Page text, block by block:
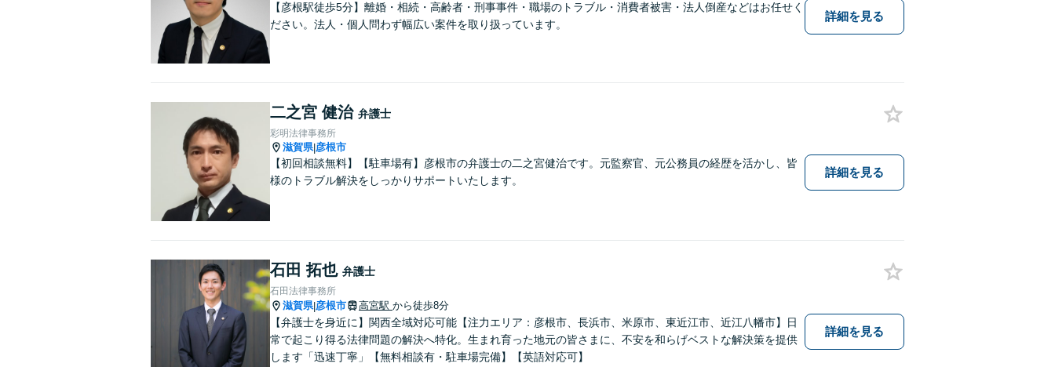
【彦根駅徒歩5分】離婚・相続・高齢者・刑事事件・職場のトラブル・消費者被害・法人倒産などはお任せく
ださい。法人・個人問わず幅広い案件を取り扱っています。
詳細を見る
二之宮 健治 弁護士
彩明法律事務所
滋賀県|彦根市
【初回相談無料】【駐車場有】彦根市の弁護士の二之宮健治です。元監察官、元公務員の経歴を活かし、皆
様のトラブル解決をしっかりサポートいたします。
詳細を見る
石田 拓也 弁護士
石田法律事務所
滋賀県|彦根市 高宮駅 から徒歩8分
【弁護士を身近に】関西全域対応可能【注力エリア：彦根市、長浜市、米原市、東近江市、近江八幡市】日
常で起こり得る法律問題の解決へ特化。生まれ育った地元の皆さまに、不安を和らげベストな解決策を提供
します「迅速丁寧」【無料相談有・駐車場完備】【英語対応可】
詳細を見る